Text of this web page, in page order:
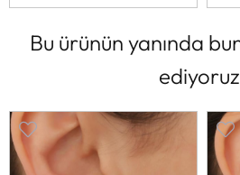
Bu ürünün yanında